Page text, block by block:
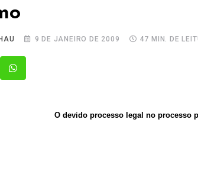
9 DE JANEIRO DE 2009 47 MIN. DE
Whatsapp
O devido processo legal no processo